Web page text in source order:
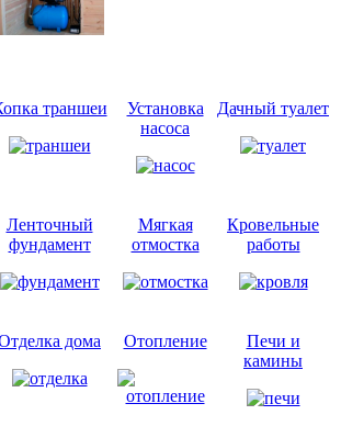
траншеи
Установка
насоса
Дачный туалет
Ленточный
фундамент
Мягкая
отмостка
Кровельные
работы
дома Отопление
Печи и
камины